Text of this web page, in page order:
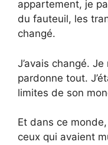
appartement, je
du fauteuil, les
changé.
J’avais changé.
pardonne tout.
limites de son
Et dans ce
ceux qui avaient